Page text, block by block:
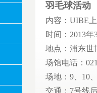
羽毛球活动
内容：UIBE
时间：2013年
地点：浦东世
场馆电话：
场地：9、10
交通：7号线